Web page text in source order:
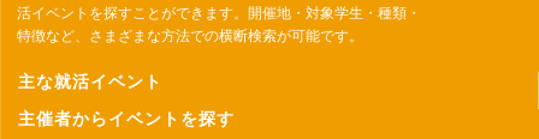
活イベントを探すことができます。開催地・対象学生・種類・
特徴など、さまざまな方法での横断検索が可能です。
主な就活イベント
主催者からイベントを探す